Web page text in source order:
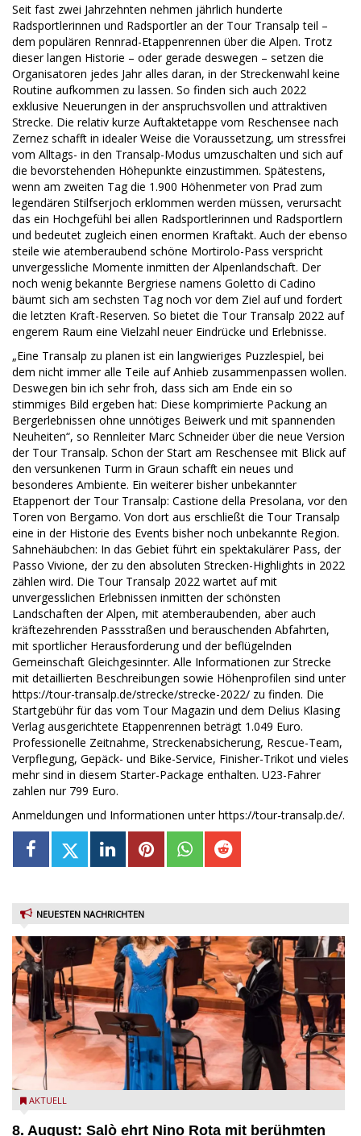
Seit fast zwei Jahrzehnten nehmen jährlich hunderte
Radsportlerinnen und Radsportler an der Tour Transalp teil –
dem populären Rennrad-Etappenrennen über die Alpen. Trotz
dieser langen Historie – oder gerade deswegen – setzen die
Organisatoren jedes Jahr alles daran, in der Streckenwahl keine
Routine aufkommen zu lassen. So finden sich auch 2022
exklusive Neuerungen in der anspruchsvollen und attraktiven
Strecke. Die relativ kurze Auftaktetappe vom Reschensee nach
Zernez schafft in idealer Weise die Voraussetzung, um stressfrei
vom Alltags- in den Transalp-Modus umzuschalten und sich auf
die bevorstehenden Höhepunkte einzustimmen. Spätestens,
wenn am zweiten Tag die 1.900 Höhenmeter von Prad zum
legendären Stilfserjoch erklommen werden müssen, verursacht
das ein Hochgefühl bei allen Radsportlerinnen und Radsportlern
und bedeutet zugleich einen enormen Kraftakt. Auch der ebenso
steile wie atemberaubend schöne Mortirolo-Pass verspricht
unvergessliche Momente inmitten der Alpenlandschaft. Der
noch wenig bekannte Bergriese namens Goletto di Cadino
bäumt sich am sechsten Tag noch vor dem Ziel auf und fordert
die letzten Kraft-Reserven. So bietet die Tour Transalp 2022 auf
engerem Raum eine Vielzahl neuer Eindrücke und Erlebnisse.
„Eine Transalp zu planen ist ein langwieriges Puzzlespiel, bei
dem nicht immer alle Teile auf Anhieb zusammenpassen wollen.
Deswegen bin ich sehr froh, dass sich am Ende ein so
stimmiges Bild ergeben hat: Diese komprimierte Packung an
Bergerlebnissen ohne unnötiges Beiwerk und mit spannenden
Neuheiten“, so Rennleiter Marc Schneider über die neue Version
der Tour Transalp. Schon der Start am Reschensee mit Blick auf
den versunkenen Turm in Graun schafft ein neues und
besonderes Ambiente. Ein weiterer bisher unbekannter
Etappenort der Tour Transalp: Castione della Presolana, vor den
Toren von Bergamo. Von dort aus erschließt die Tour Transalp
eine in der Historie des Events bisher noch unbekannte Region.
Sahnehäubchen: In das Gebiet führt ein spektakulärer Pass, der
Passo Vivione, der zu den absoluten Strecken-Highlights in 2022
zählen wird. Die Tour Transalp 2022 wartet auf mit
unvergesslichen Erlebnissen inmitten der schönsten
Landschaften der Alpen, mit atemberaubenden, aber auch
kräftezehrenden Passstraßen und berauschenden Abfahrten,
mit sportlicher Herausforderung und der beflügelnden
Gemeinschaft Gleichgesinnter. Alle Informationen zur Strecke
mit detaillierten Beschreibungen sowie Höhenprofilen sind unter
https://tour-transalp.de/strecke/strecke-2022/ zu finden. Die
Startgebühr für das vom Tour Magazin und dem Delius Klasing
Verlag ausgerichtete Etappenrennen beträgt 1.049 Euro.
Professionelle Zeitnahme, Streckenabsicherung, Rescue-Team,
Verpflegung, Gepäck- und Bike-Service, Finisher-Trikot und vieles
mehr sind in diesem Starter-Package enthalten. U23-Fahrer
zahlen nur 799 Euro.
Anmeldungen und Informationen unter https://tour-transalp.de/.
NEUESTEN NACHRICHTEN
Estate Musicale del Garda: Salò ehrt Nino Rota
AKTUELL
8. August: Salò ehrt Nino Rota mit berühmten